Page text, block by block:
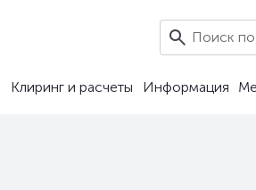
Клиринг и расчеты Информация